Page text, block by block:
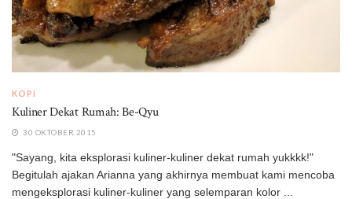
KOPI
Kuliner Dekat Rumah: Be-Qyu
30 OKTOBER 2015
"Sayang, kita eksplorasi kuliner-kuliner dekat rumah yukkkk!"
Begitulah ajakan Arianna yang akhirnya membuat kami mencoba
mengeksplorasi kuliner-kuliner yang selemparan kolor ...